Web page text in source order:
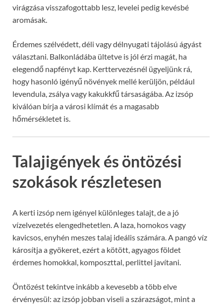
virágzása visszafogottabb lesz, levelei pedig kevésbé
aromásak.
Érdemes szélvédett, déli vagy délnyugati tájolású ágyást
választani. Balkonládába ültetve is jól érzi magát, ha
elegendő napfényt kap. Kerttervezésnél ügyeljünk rá,
hogy hasonló igényű növények mellé kerüljön, például
levendula, zsálya vagy kakukkfű társaságába. Az izsóp
kiválóan bírja a városi klímát és a magasabb
hőmérsékletet is.
Talajigények és öntözési
szokások részletesen
A kerti izsóp nem igényel különleges talajt, de a jó
vízelvezetés elengedhetetlen. A laza, homokos vagy
kavicsos, enyhén meszes talaj ideális számára. A pangó víz
károsítja a gyökeret, ezért a kötött, agyagos földet
érdemes homokkal, komposzttal, perlittel javítani.
Öntözést tekintve inkább a kevesebb a több elve
érvényesül: az izsóp jobban viseli a szárazságot, mint a